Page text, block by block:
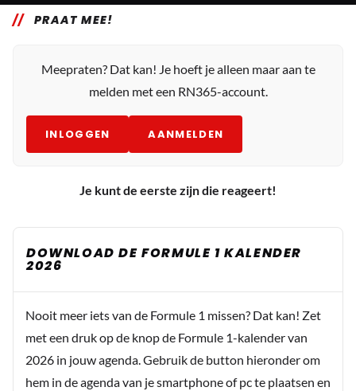
PRAAT MEE!
Meepraten? Dat kan! Je hoeft je alleen maar aan te
melden met een RN365-account.
INLOGGEN AANMELDEN
Je kunt de eerste zijn die reageert!
DOWNLOAD DE FORMULE 1 KALENDER
2026
Nooit meer iets van de Formule 1 missen? Dat kan! Zet
met een druk op de knop de Formule 1-kalender van
2026 in jouw agenda. Gebruik de button hieronder om
hem in de agenda van je smartphone of pc te plaatsen en